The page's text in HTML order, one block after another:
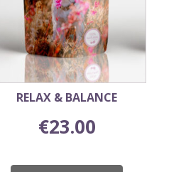
RELAX & BALANCE
€23.00